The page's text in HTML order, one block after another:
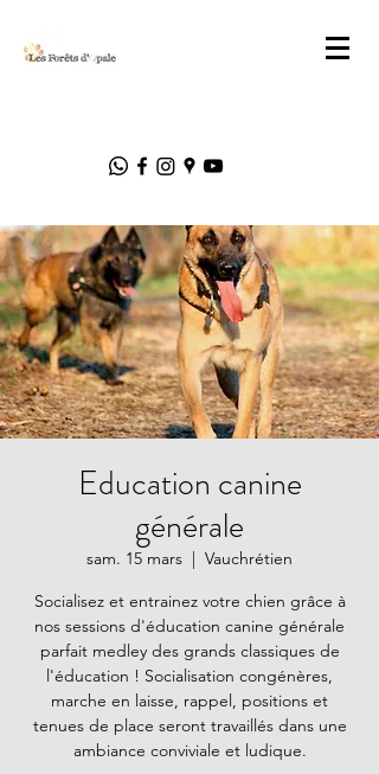
Education canine
générale
sam. 15 mars
  |
Vauchrétien
Socialisez et entrainez votre chien grâce à
nos sessions d'éducation canine générale
parfait medley des grands classiques de
l'éducation ! Socialisation congénères,
marche en laisse, rappel, positions et
tenues de place seront travaillés dans une
ambiance conviviale et ludique.